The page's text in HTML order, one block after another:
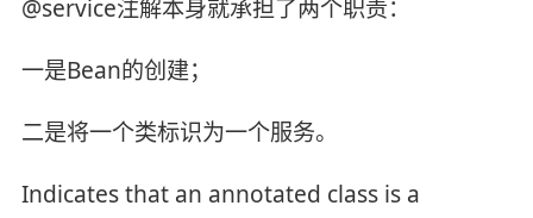
@service注解本身就承担了两个职责：
一是Bean的创建；
二是将一个类标识为一个服务。
Indicates that an annotated class is a